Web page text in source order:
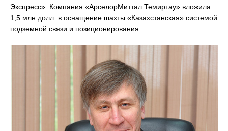
Экспресс». Компания «АрселорМиттал Темиртау» вложила
1,5 млн долл. в оснащение шахты «Казахстанская» системой
подземной связи и позиционирования.